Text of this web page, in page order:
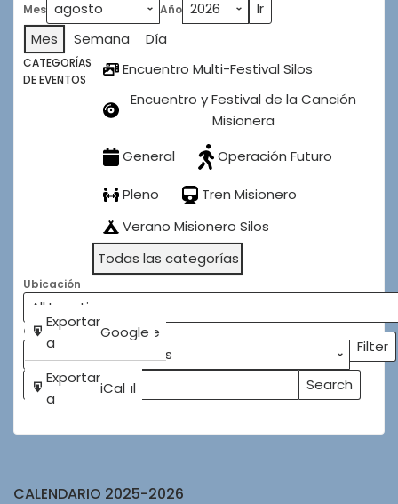
Silos
2026
Mes Año
Mes Semana Día
CATEGORÍAS
DE EVENTOS
Encuentro Multi-Festival Silos
Encuentro y Festival de la Canción
Misionera
General
Operación Futuro
Pleno
Tren Misionero
Verano Misionero Silos
Todas las categorías
Subscribe
in
Google
Subscribe
in
iCal
Exportar
a
Google
Exportar
a
iCal
Ubicación
Categorías
Filter
Buscar
Search
Events
CALENDARIO 2025-2026